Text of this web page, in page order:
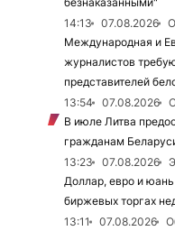
14:13
07.08.2026
Международная и
журналистов
представителей
13:54
07.08.2026
В июле Литва
гражданам
13:23
07.08.2026
Доллар, евро и
биржевых торгах
13:11
07.08.2026